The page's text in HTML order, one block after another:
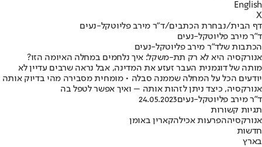
English
X
דף הבית/נבחרת הכתבים/ד"ר מירב פליוטקל-נעים
ד"ר מירב פליוטקל-נעים
הכתבות שלד"ר מירב פליוטקל-נעים
אנורקסיה היא לא רק תת-משקל: איך נלחמים במחלה האיומה הזו?
מותה של דוגמנית העבר זעזע את המדינה, אבל נראה שרבים עדיין לא
יודעים הכל על המחלה שממנה סבלה • מומחית מסבירה מהי בדיוק אותה
אנורקסיה, כיצד ניתן לזהות אותה – ואיך אפשר לטפל בה
ד"ר מירב פליוטקל-נעים24.05.2023
תגיות קשורות
אנורקסיההפרעות אכילהקארין באומן
חדשות
בארץ